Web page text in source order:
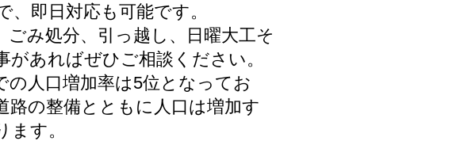
、即日対応も可能です。
ごみ処分、引っ越し、日曜大工そ
があればぜひご相談ください。
の人口増加率は5位となってお
路の整備とともに人口は増加す
ます。